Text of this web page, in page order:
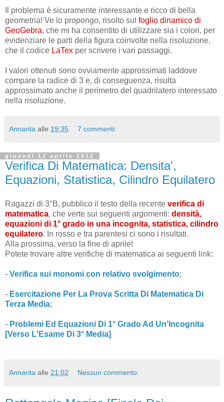
Il problema è sicuramente interessante e ricco di bella
geometria! Ve lo propongo, risolto sul foglio dinamico di
GeoGebra, che mi ha consentito di utilizzare sia i colori, per
evidenziare le parti della figura coinvolte nella risoluzione,
che il codice LaTex per scrivere i vari passaggi.
I valori ottenuti sono ovviamente approssimati laddove
compare la radice di 3 e, di conseguenza, risulta
approssimato anche il perimetro del quadrilatero interessato
nella risoluzione.
Annarita alle 19:35 7 commenti:
giovedì 12 aprile 2012
Verifica Di Matematica: Densita',
Equazioni, Statistica, Cilindro Equilatero
Ragazzi di 3°B, pubblico il testo della recente verifica di
matematica, che verte sui seguenti argomenti: densità,
equazioni di 1° grado in una incognita, statistica, cilindro
equilatero. In rosso e tra parentesi ci sono i risultati.
Alla prossima, verso la fine di aprile!
Potete trovare altre verifiche di matematica ai seguenti link:
- Verifica sui monomi con relativo svolgimento;
- Esercitazione Per La Prova Scritta Di Matematica Di
Terza Media;
- Problemi Ed Equazioni Di 1° Grado Ad Un’Incognita
[Verso L'Esame Di 3° Media]
Annarita alle 21:02 Nessun commento: